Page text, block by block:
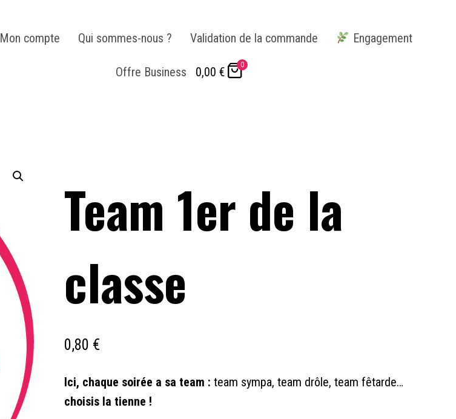
Mon compte Qui sommes-nous ? Validation de la commande Engagement
Offre Business 0,00 €
0
Team 1er de la
classe
0,80 €
Ici, chaque soirée a sa team : team sympa, team drôle, team fêtarde…
choisis la tienne !